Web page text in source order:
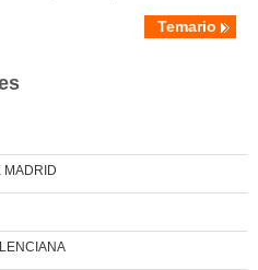
Temario
MADRID